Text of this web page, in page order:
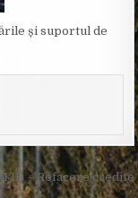
și suportul de
II) – Refacere credite